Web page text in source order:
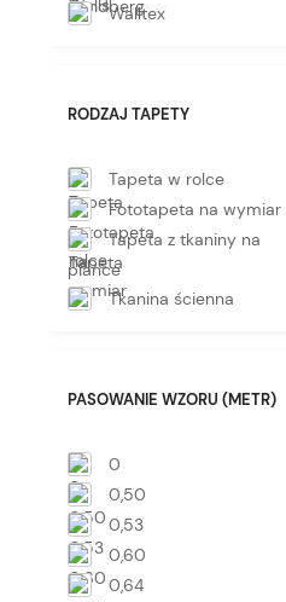
Walltex
RODZAJ TAPETY
Tapeta w rolce
Fototapeta na wymiar
Tapeta z tkaniny na
piance
Tkanina ścienna
PASOWANIE WZORU (METR)
0
0,50
0,53
0,60
0,64